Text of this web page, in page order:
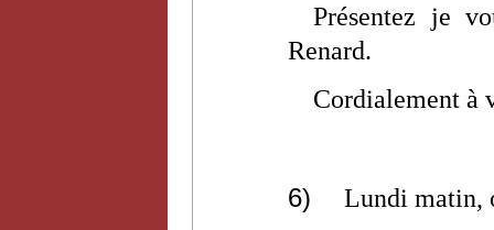
Présentez je
Renard.
Cordialement à
6)
Lundi matin,